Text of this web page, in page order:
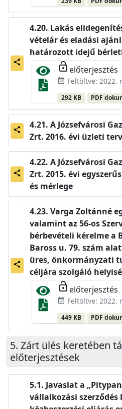
share
Lakás
vételár és eladási
határozott idejű
lock_open előterjesztés
event_available Feltöltve: 2022.
292 KB PDF
share
A Józsefvárosi
Zrt. 2016. évi üzleti
share
A Józsefvárosi
Zrt. 2015. évi
és mérlege
share
Varga Zoltánné
valamint az 56-os
bérbevételi kérelme a
Baross u. 79. szám
üres, önkormányzati
céljára szolgáló
lock_open előterjesztés
event_available Feltöltve: 2022.
449 KB PDF
Zárt ülés keretében
előterjesztések
Javaslat a
vállalkozási szerződés